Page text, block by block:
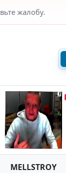
жалобу.
MELLSTROY